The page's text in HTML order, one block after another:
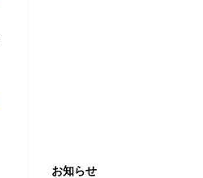
お知らせ